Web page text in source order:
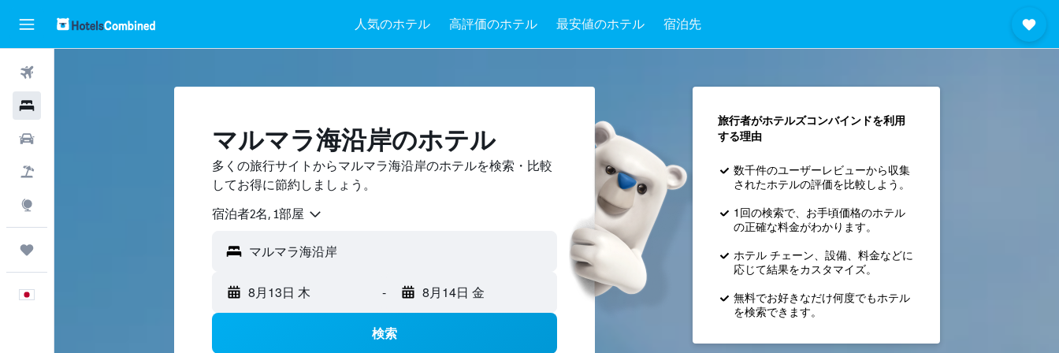
人気のホテル 高評価のホテル 最安値のホテル 宿泊先
マルマラ海沿岸のホテル
多くの旅行サイトからマルマラ海沿岸のホテルを検索・比較
してお得に節約しましょう。
宿泊者2名, 1​部屋
8月13日 木 - 8月14日 金
検索
旅行者がホテルズコンバインド​を利用
する理由
数千件のユーザーレビューから収集
されたホテルの評価を比較しよう。
1回の検索で、お手頃価格のホテル
の正確な料金がわかります。
ホテル チェーン、設備、料金などに
応じて結果をカスタマイズ。
無料でお好きなだけ何度でもホテル
を検索できます。